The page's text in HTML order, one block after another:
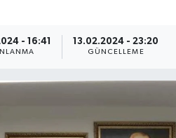
- 16:41 13.02.2024 - 23:20
GÜNCELLEME